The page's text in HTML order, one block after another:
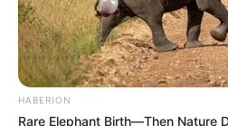
mehrere Becken mit bis zu
zu denen auch im Winter
Sprudeldüsen gehört, und
Informationen unter
Naturbad Zeven - Ein
HABERION
Rare Elephant Birth—Then Nature